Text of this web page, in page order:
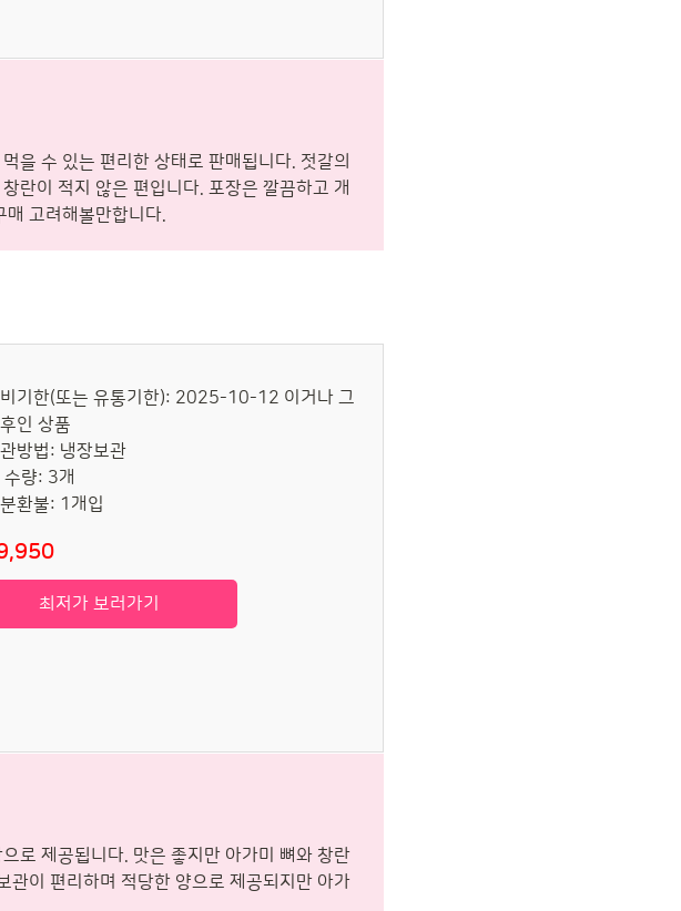
을 수 있는 편리한 상태로 판매됩니다. 젓갈의
란이 적지 않은 편입니다. 포장은 깔끔하고 개
매 고려해볼만합니다.
기한(또는 유통기한): 2025-10-12 이거나 그
인 상품
방법: 냉장보관
수량: 3개
환불: 1개입
최저가 보러가기
로 제공됩니다. 맛은 좋지만 아가미 뼈와 창란
관이 편리하며 적당한 양으로 제공되지만 아가